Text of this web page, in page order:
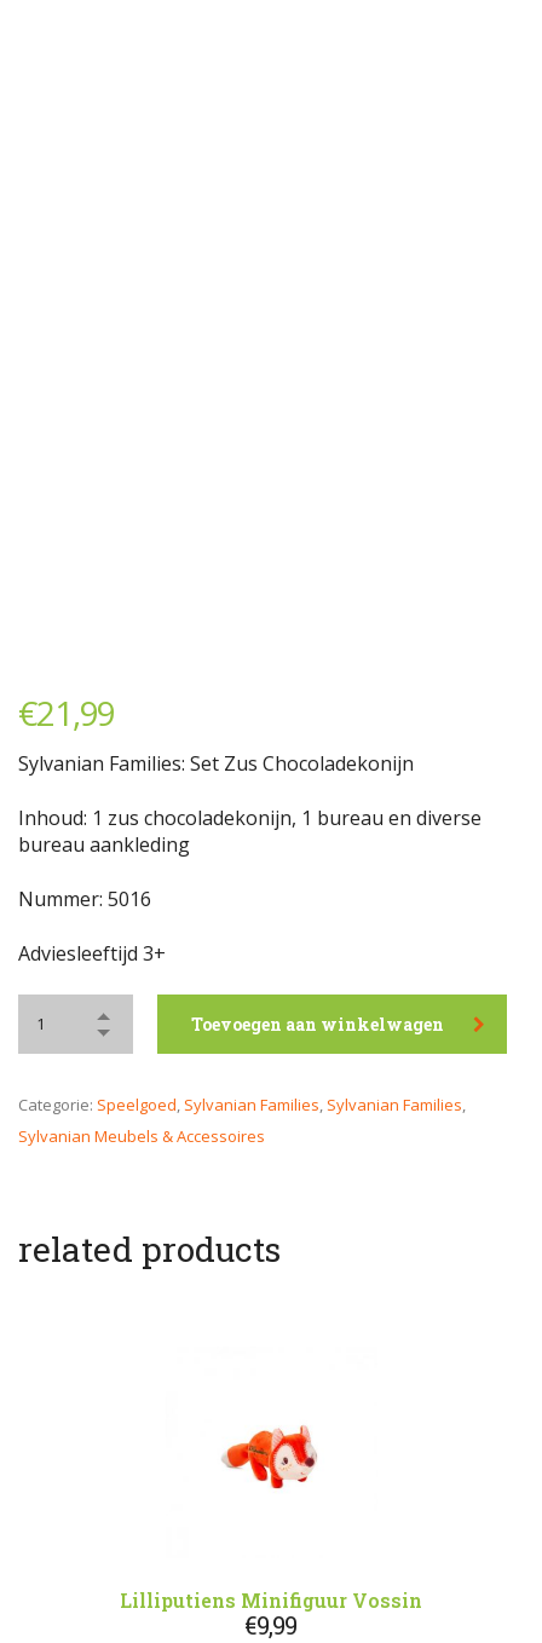
€21,99
Sylvanian Families: Set Zus Chocoladekonijn
Inhoud: 1 zus chocoladekonijn, 1 bureau en diverse
bureau aankleding
Nummer: 5016
Adviesleeftijd 3+
Toevoegen aan winkelwagen
Categorie: Speelgoed, Sylvanian Families, Sylvanian Families,
Sylvanian Meubels & Accessoires
related products
Lilliputiens Minifiguur Vossin
€9,99